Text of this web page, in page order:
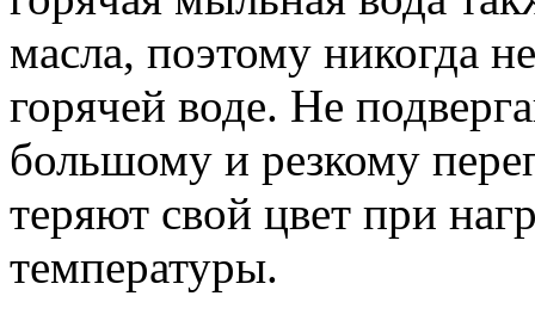
масла, поэтому никогда
горячей воде. Не
большому и резкому
теряют свой цвет при
температуры.